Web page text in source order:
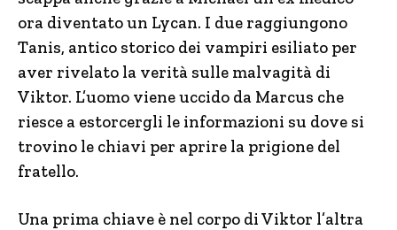
ora diventato un Lycan. I due raggiungono
Tanis, antico storico dei vampiri esiliato per
aver rivelato la verità sulle malvagità di
Viktor. L’uomo viene uccido da Marcus che
riesce a estorcergli le informazioni su dove si
trovino le chiavi per aprire la prigione del
fratello.
Una prima chiave è nel corpo di Viktor l’altra